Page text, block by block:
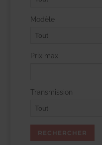
Modèle
Prix max
Transmission